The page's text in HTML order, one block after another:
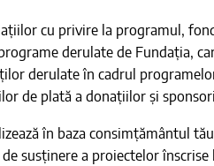
cu privire la programul,
derulate de Fundația,
derulate în cadrul
de plată a donațiilor și
în baza consimțământul
susținere a proiectelor